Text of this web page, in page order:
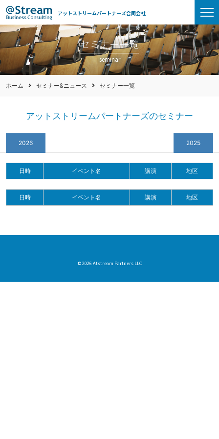
アットストリームパートナーズ合同会社
セミナー一覧
seminar
ホーム セミナー&ニュース セミナー一覧
アットストリームパートナーズのセミナー
2026 2025
日時 イベント名 講演 地区
日時 イベント名 講演 地区
© 2026 Atstream Partners LLC